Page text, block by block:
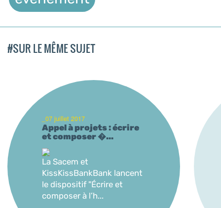
#SUR LE MÊME SUJET
_07 juillet 2017
Appel à projets : écrire
et composer �...
La Sacem et
KissKissBankBank lancent
le dispositif "Écrire et
composer à l’h...